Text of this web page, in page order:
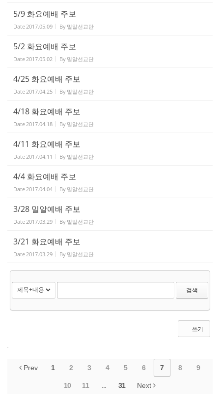
5/9 화요예배 주보
Date2017.05.09 By 밀알선교단
5/2 화요예배 주보
Date2017.05.02 By 밀알선교단
4/25 화요예배 주보
Date2017.04.25 By 밀알선교단
4/18 화요예배 주보
Date2017.04.18 By 밀알선교단
4/11 화요예배 주보
Date2017.04.11 By 밀알선교단
4/4 화요예배 주보
Date2017.04.04 By 밀알선교단
3/28 밀알예배 주보
Date2017.03.29 By 밀알선교단
3/21 화요예배 주보
Date2017.03.29 By 밀알선교단
검색
쓰기
Prev 1 2 3 4 5 6 7 8 9
10 11 ... 31 Next